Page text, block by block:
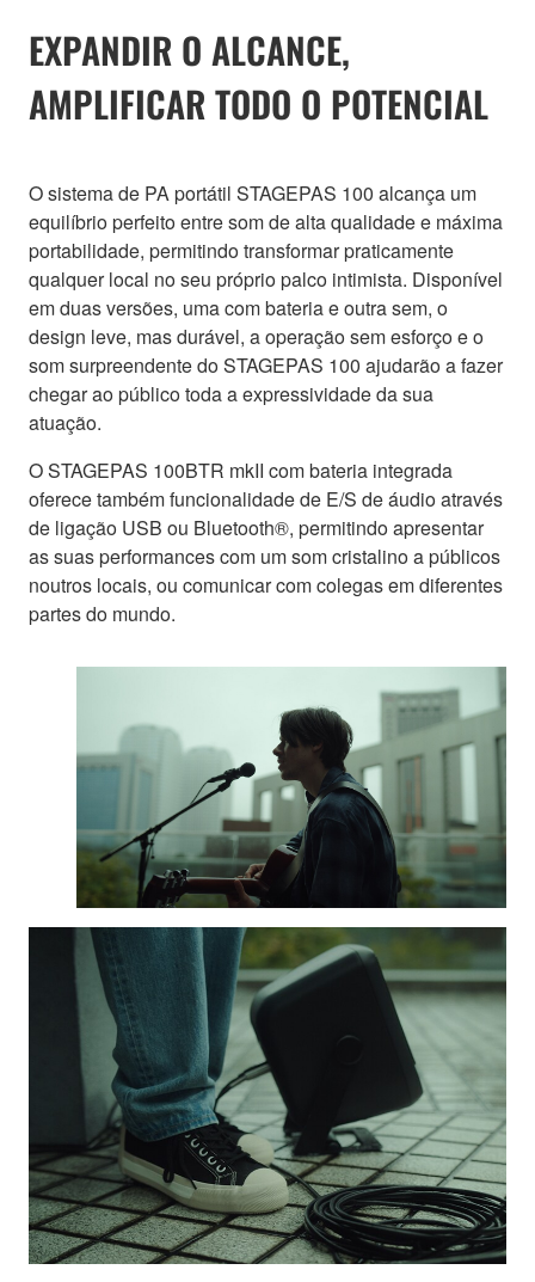
EXPANDIR O ALCANCE,
AMPLIFICAR TODO O POTENCIAL
O sistema de PA portátil STAGEPAS 100 alcança um
equilíbrio perfeito entre som de alta qualidade e máxima
portabilidade, permitindo transformar praticamente
qualquer local no seu próprio palco intimista. Disponível
em duas versões, uma com bateria e outra sem, o
design leve, mas durável, a operação sem esforço e o
som surpreendente do STAGEPAS 100 ajudarão a fazer
chegar ao público toda a expressividade da sua
atuação.
O STAGEPAS 100BTR mkII com bateria integrada
oferece também funcionalidade de E/S de áudio através
de ligação USB ou Bluetooth®, permitindo apresentar
as suas performances com um som cristalino a públicos
noutros locais, ou comunicar com colegas em diferentes
partes do mundo.